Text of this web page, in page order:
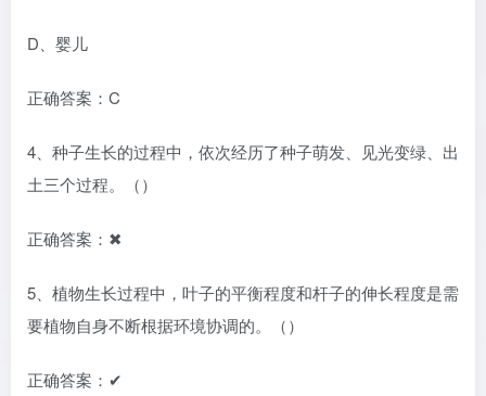
D、婴儿
正确答案：C
4、种子生长的过程中，依次经历了种子萌发、见光变绿、出
土三个过程。（）
正确答案：✖
5、植物生长过程中，叶子的平衡程度和杆子的伸长程度是需
要植物自身不断根据环境协调的。（）
正确答案：✔